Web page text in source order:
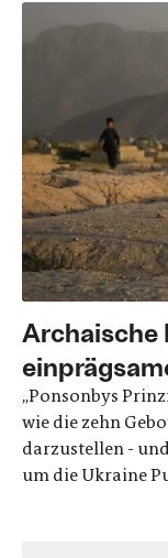
Archaische
„Ponsonbys
wie die zehn
darzustellen -
um die Ukraine